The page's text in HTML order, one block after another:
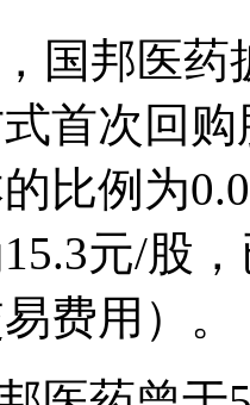
国邦医
首次回
比例为
元/股
费用）。